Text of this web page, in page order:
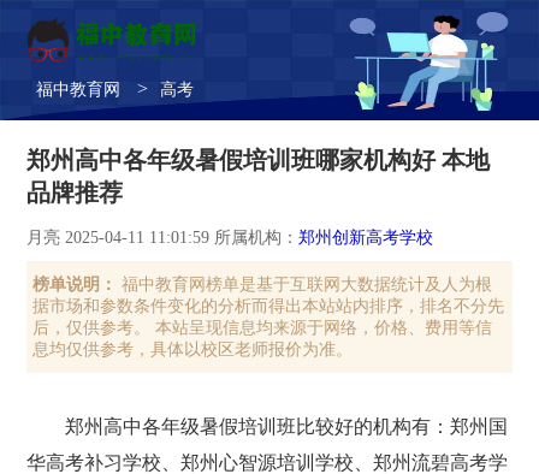
福中教育网 > 高考
郑州高中各年级暑假培训班哪家机构好 本地
品牌推荐
月亮 2025-04-11 11:01:59 所属机构：郑州创新高考学校
榜单说明：
福中教育网榜单是基于互联网大数据统计及人为根
据市场和参数条件变化的分析而得出本站站内排序，排名不分先
后，仅供参考。 本站呈现信息均来源于网络，价格、费用等信
息均仅供参考，具体以校区老师报价为准。
郑州高中各年级暑假培训班比较好的机构有：郑州国
华高考补习学校、郑州心智源培训学校、郑州流碧高考学